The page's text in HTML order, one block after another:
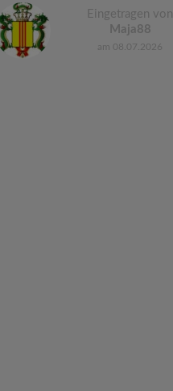
Eingetragen von
Maja88
am 08.07.2026